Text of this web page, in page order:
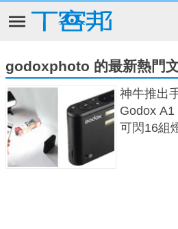
godoxphoto 的最新熱門
神牛推出
Godox
可閃16組